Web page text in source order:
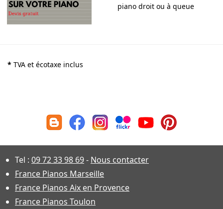
piano droit ou à queue
* TVA et écotaxe inclus
Tel : 09 72 33 98 69- Nous contacter
France Pianos Marseille
France Pianos Aix en Provence
France Pianos Toulon